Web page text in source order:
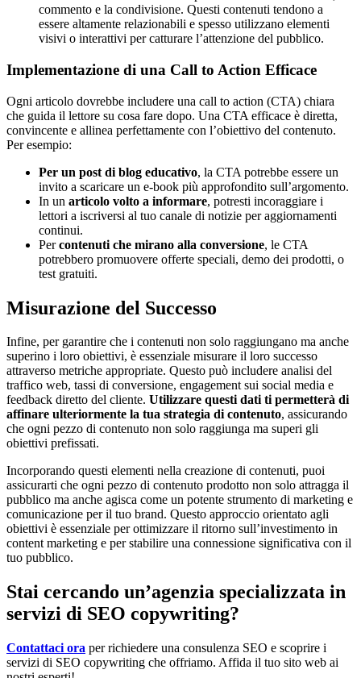
commento e la condivisione. Questi contenuti tendono a
essere altamente relazionabili e spesso utilizzano elementi
visivi o interattivi per catturare l’attenzione del pubblico.
Implementazione di una Call to Action Efficace
Ogni articolo dovrebbe includere una call to action (CTA) chiara
che guida il lettore su cosa fare dopo. Una CTA efficace è diretta,
convincente e allinea perfettamente con l’obiettivo del contenuto.
Per esempio:
Per un post di blog educativo, la CTA potrebbe essere un
invito a scaricare un e-book più approfondito sull’argomento.
In un articolo volto a informare, potresti incoraggiare i
lettori a iscriversi al tuo canale di notizie per aggiornamenti
continui.
Percontenuti che mirano alla conversione, le CTA
potrebbero promuovere offerte speciali, demo dei prodotti, o
test gratuiti.
Misurazione del Successo
Infine, per garantire che i contenuti non solo raggiungano ma anche
superino i loro obiettivi, è essenziale misurare il loro successo
attraverso metriche appropriate. Questo può includere analisi del
traffico web, tassi di conversione, engagement sui social media e
feedback diretto del cliente. Utilizzare questi dati ti permetterà di
affinare ulteriormente la tua strategia di contenuto, assicurando
che ogni pezzo di contenuto non solo raggiunga ma superi gli
obiettivi prefissati.
Incorporando questi elementi nella creazione di contenuti, puoi
assicurarti che ogni pezzo di contenuto prodotto non solo attragga il
pubblico ma anche agisca come un potente strumento di marketing e
comunicazione per il tuo brand. Questo approccio orientato agli
obiettivi è essenziale per ottimizzare il ritorno sull’investimento in
content marketing e per stabilire una connessione significativa con il
tuo pubblico.
Stai cercando un’agenzia specializzata in
servizi di SEO copywriting?
Contattaci ora per richiedere una consulenza SEO e scoprire i
servizi di SEO copywriting che offriamo. Affida il tuo sito web ai